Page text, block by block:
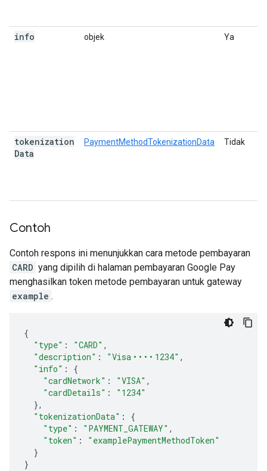
info
objek Ya
tokenization
Data
PaymentMethodTokenizationData Tidak
Contoh
Contoh respons ini menunjukkan cara metode pembayaran
CARD yang dipilih di halaman pembayaran Google Pay
menghasilkan token metode pembayaran untuk gateway
example .
{
"type" : "CARD" ,
"description" : "Visa •••• 1234" ,
"info" :
{
"cardNetwork" : "VISA" ,
"cardDetails" :
"1234"
},
"tokenizationData" :
{
"type" : "PAYMENT_GATEWAY" ,
"token" :
"examplePaymentMethodToken"
}
}